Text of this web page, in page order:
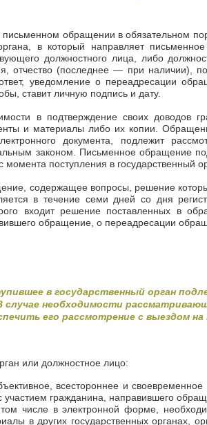
обращении в обязательном
органа, в который направляет
должностного лица, либо
отчество (последнее— при наличии),
уведомление о переадресации
ставит личную подпись и дату.
в подтверждение своих доводов
и материалы либо их копии.
документа, подлежит
законом. Письменное обращение
момента поступления в государственный
содержащее вопросы, решение
в течение семи дней со дня
входит решение поставленных в
обращение, о переадресации
в государственный орган
необходимости
его рассмотрение с выездом
или должностное лицо:
всестороннее и
участием гражданина, направившего
том числе в электронной форме,
в других государственных органах,